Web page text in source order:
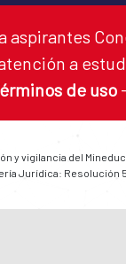
aspirantes
a
de uso -
y vigilancia del
Jurídica: Resolución